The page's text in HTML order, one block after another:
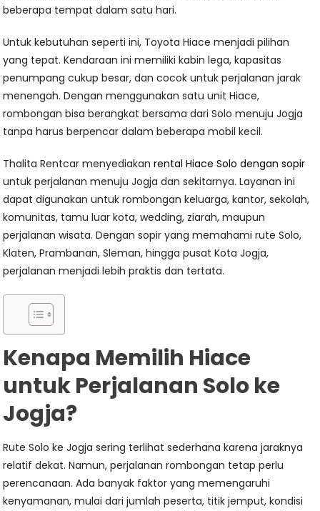
beberapa tempat dalam satu hari.
Untuk kebutuhan seperti ini, Toyota Hiace menjadi pilihan
yang tepat. Kendaraan ini memiliki kabin lega, kapasitas
penumpang cukup besar, dan cocok untuk perjalanan jarak
menengah. Dengan menggunakan satu unit Hiace,
rombongan bisa berangkat bersama dari Solo menuju Jogja
tanpa harus berpencar dalam beberapa mobil kecil.
Thalita Rentcar menyediakanrental Hiace Solo dengan sopir
untuk perjalanan menuju Jogja dan sekitarnya. Layanan ini
dapat digunakan untuk rombongan keluarga, kantor, sekolah,
komunitas, tamu luar kota, wedding, ziarah, maupun
perjalanan wisata. Dengan sopir yang memahami rute Solo,
Klaten, Prambanan, Sleman, hingga pusat Kota Jogja,
perjalanan menjadi lebih praktis dan tertata.
Kenapa Memilih Hiace
untuk Perjalanan Solo ke
Jogja?
Rute Solo ke Jogja sering terlihat sederhana karena jaraknya
relatif dekat. Namun, perjalanan rombongan tetap perlu
perencanaan. Ada banyak faktor yang memengaruhi
kenyamanan, mulai dari jumlah peserta, titik jemput, kondisi